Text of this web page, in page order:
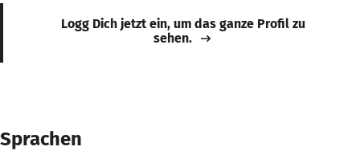
Logg Dich jetzt ein, um das ganze Profil zu
sehen.
Sprachen